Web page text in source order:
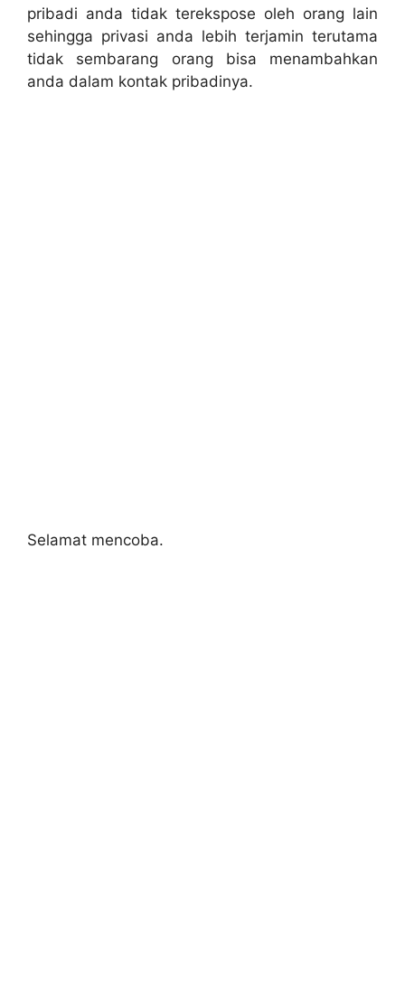
pribadi anda tidak terekspose oleh orang lain
sehingga privasi anda lebih terjamin terutama
tidak sembarang orang bisa menambahkan
anda dalam kontak pribadinya.
Selamat mencoba.